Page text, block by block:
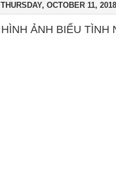
THURSDAY, OCTOBER 11, 2018
HÌNH ẢNH BIỂU TÌNH